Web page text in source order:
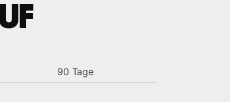
90 Tage